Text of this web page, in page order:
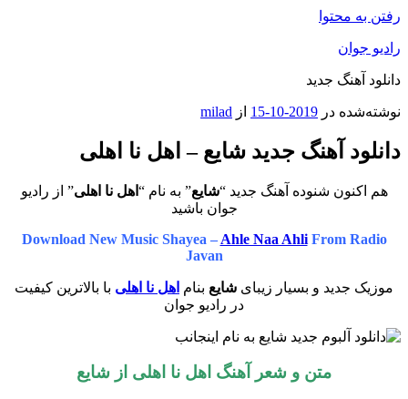
رفتن به محتوا
رادیو جوان
دانلود آهنگ جدید
نوشته‌شده در 2019-10-15 از milad
دانلود آهنگ جدید شایع – اهل نا اهلی
هم اکنون شنوده آهنگ جدید “شایع” به نام “ اهل نا اهلی” از رادیو
جوان باشید
Download New Music Shayea – Ahle Naa AhliFrom Radio
Javan
موزیک جدید و بسیار زیبای شایع بنام اهل نا اهلی با بالاترین کیفیت
در رادیو جوان
متن و شعر آهنگ اهل نا اهلی از شایع